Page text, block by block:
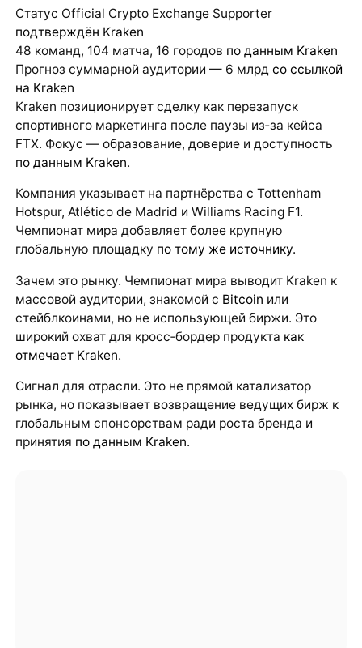
Статус Official Crypto Exchange Supporter
подтверждён Kraken
48 команд, 104 матча, 16 городов по данным Kraken
Прогноз суммарной аудитории — 6 млрд со ссылкой
на Kraken
Kraken позиционирует сделку как перезапуск
спортивного маркетинга после паузы из‑за кейса
FTX. Фокус — образование, доверие и доступность
по данным Kraken.
Компания указывает на партнёрства с Tottenham
Hotspur, Atlético de Madrid и Williams Racing F1.
Чемпионат мира добавляет более крупную
глобальную площадку по тому же источнику.
Зачем это рынку. Чемпионат мира выводит Kraken к
массовой аудитории, знакомой с Bitcoin или
стейблкоинами, но не использующей биржи. Это
широкий охват для кросс‑бордер продукта как
отмечает Kraken.
Сигнал для отрасли. Это не прямой катализатор
рынка, но показывает возвращение ведущих бирж к
глобальным спонсорствам ради роста бренда и
принятия по данным Kraken.